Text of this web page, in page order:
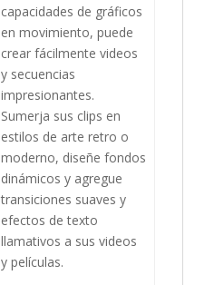
capacidades de gráficos
en movimiento, puede
crear fácilmente videos
y secuencias
impresionantes.
Sumerja sus clips en
estilos de arte retro o
moderno, diseñe fondos
dinámicos y agregue
transiciones suaves y
efectos de texto
llamativos a sus videos
y películas.